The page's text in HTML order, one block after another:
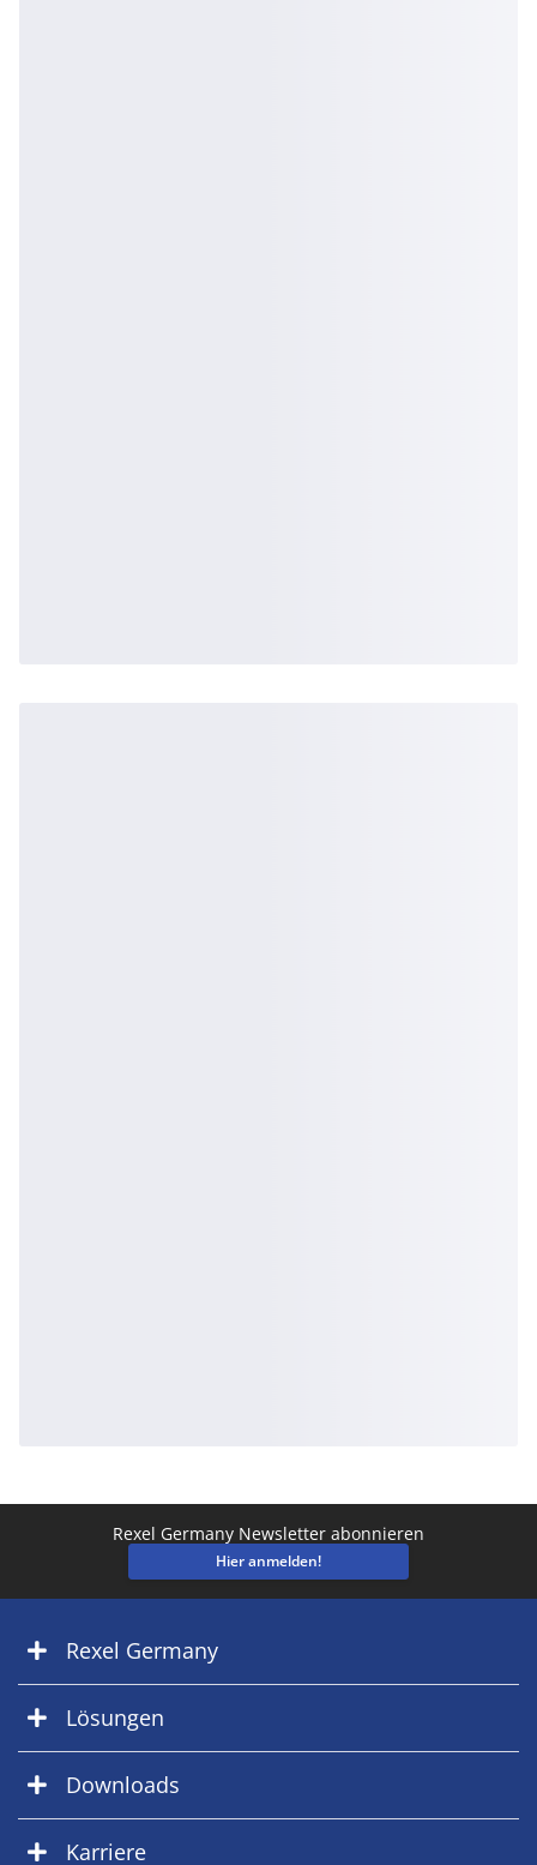
Rexel Germany Newsletter abonnieren
Hier anmelden!
Rexel Germany
Lösungen
Downloads
Karriere